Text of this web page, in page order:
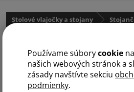
Používame súborycookie
našich webových stránok a
zásady navštívte sekciu
podmienky.
Stolové vlajočky a stojany
LUX: 35